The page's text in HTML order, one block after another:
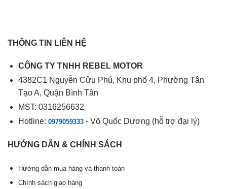
THÔNG TIN LIÊN HỆ
CÔNG TY TNHH REBEL MOTOR
4382C1 Nguyễn Cửu Phú, Khu phố 4, Phường Tân
Tạo A, Quận Bình Tân
MST: 0316256632
Hotline: 0979059333- Võ Quốc Dương (hỗ trợ đại lý)
HƯỚNG DẪN & CHÍNH SÁCH
Hướng dẫn mua hàng và thanh toán
Chính sách giao hàng